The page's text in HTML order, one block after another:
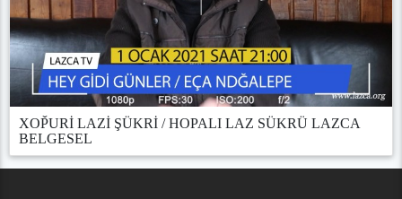
XOP̌URİ LAZİ ŞÜKRİ / HOPALI LAZ SÜKRÜ LAZCA
BELGESEL